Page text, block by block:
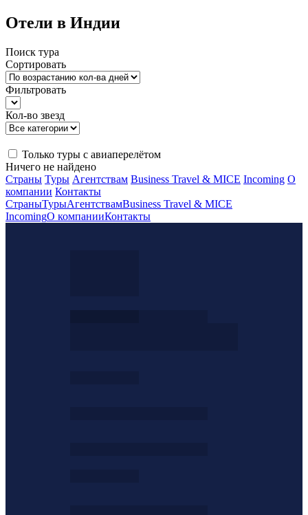
Отели в Индии
Поиск тура
Сортировать
Фильтровать
Кол-во звезд
Только туры с авиаперелётом
Ничего не найдено
Страны Туры Агентствам Business Travel & MICE Incoming О
компании Контакты
СтраныТурыАгентствамBusiness Travel & MICE
IncomingО компанииКонтакты